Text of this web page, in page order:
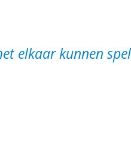
elkaar kunnen